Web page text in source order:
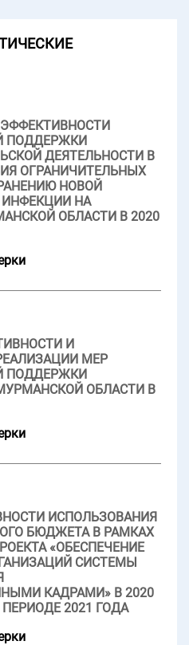
ПОДДЕРЖКИ
ДЕЯТЕЛЬНОСТИ В
ОГРАНИЧИТЕЛЬНЫХ
НОВОЙ
НА
ОБЛАСТИ В 2020
И
МЕР
ПОДДЕРЖКИ
ОБЛАСТИ В
ИСПОЛЬЗОВАНИЯ
БЮДЖЕТА В РАМКАХ
«ОБЕСПЕЧЕНИЕ
СИСТЕМЫ
КАДРАМИ» В 2020
2021 ГОДА